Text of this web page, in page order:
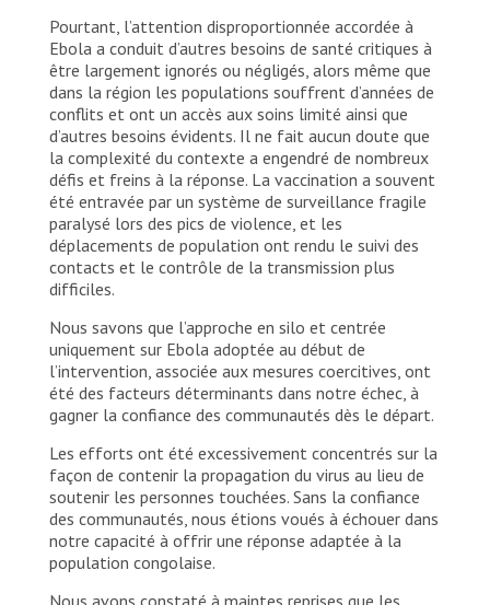
Pourtant, l’attention disproportionnée accordée à
Ebola a conduit d’autres besoins de santé critiques à
être largement ignorés ou négligés, alors même que
dans la région les populations souffrent d’années de
conflits et ont un accès aux soins limité ainsi que
d’autres besoins évidents. Il ne fait aucun doute que
la complexité du contexte a engendré de nombreux
défis et freins à la réponse. La vaccination a souvent
été entravée par un système de surveillance fragile
paralysé lors des pics de violence, et les
déplacements de population ont rendu le suivi des
contacts et le contrôle de la transmission plus
difficiles.
Nous savons que l’approche en silo et centrée
uniquement sur Ebola adoptée au début de
l’intervention, associée aux mesures coercitives, ont
été des facteurs déterminants dans notre échec, à
gagner la confiance des communautés dès le départ.
Les efforts ont été excessivement concentrés sur la
façon de contenir la propagation du virus au lieu de
soutenir les personnes touchées. Sans la confiance
des communautés, nous étions voués à échouer dans
notre capacité à offrir une réponse adaptée à la
population congolaise.
Nous avons constaté à maintes reprises que les